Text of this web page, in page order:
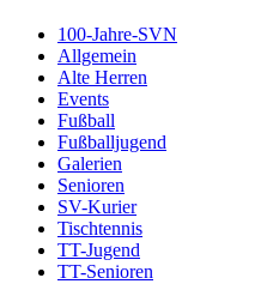
100-Jahre-SVN
Allgemein
Alte Herren
Events
Fußball
Fußballjugend
Galerien
Senioren
SV-Kurier
Tischtennis
TT-Jugend
TT-Senioren